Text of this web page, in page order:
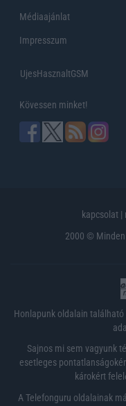
Médiaajánlat
Impresszum
UjesHasznaltGSM
Kövessen minket!
kapcsolat |
2000 ©
Honlapunk oldalain
Sajnos mi sem vagyunk
esetleges
károkért
A Telefonguru oldalainak